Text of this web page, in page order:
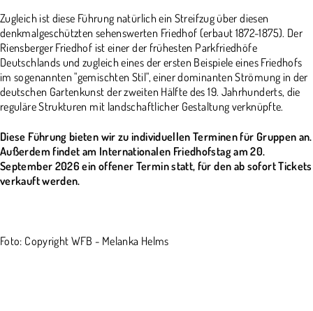
Zugleich ist diese Führung natürlich ein Streifzug über diesen
denkmalgeschützten sehenswerten Friedhof (erbaut 1872-1875). Der
Riensberger Friedhof ist einer der frühesten Parkfriedhöfe
Deutschlands und zugleich eines der ersten Beispiele eines Friedhofs
im sogenannten "gemischten Stil", einer dominanten Strömung in der
deutschen Gartenkunst der zweiten Hälfte des 19. Jahrhunderts, die
reguläre Strukturen mit landschaftlicher Gestaltung verknüpfte.
Diese Führung bieten wir zu individuellen Terminen für Gruppen an.
Außerdem findet am Internationalen Friedhofstag am 20.
September 2026 ein offener Termin statt, für den ab sofort Tickets
verkauft werden.
Foto: Copyright WFB - Melanka Helms